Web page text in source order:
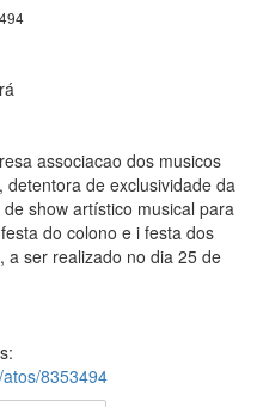
associacao dos musicos
de exclusividade da
show artístico musical para
do colono e i festa dos
a ser realizado no dia 25 de
8353494